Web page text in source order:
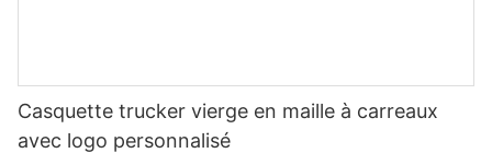
Casquette trucker vierge en maille à carreaux
avec logo personnalisé